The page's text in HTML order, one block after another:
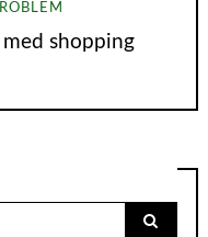
med shopping